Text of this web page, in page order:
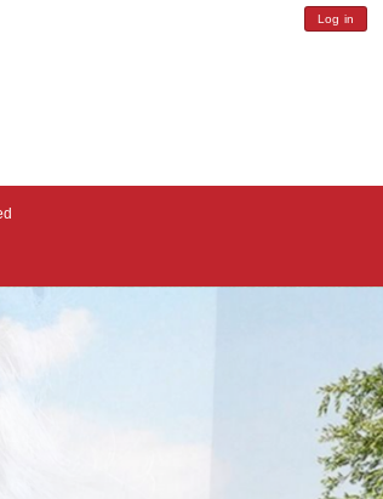
Log in